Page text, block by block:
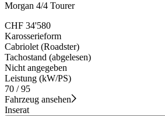
Morgan 4/4 Tourer
CHF 34'580
Karosserieform
Cabriolet (Roadster)
Tachostand (abgelesen)
Nicht angegeben
Leistung (kW/PS)
70 / 95
Fahrzeug ansehen
Inserat